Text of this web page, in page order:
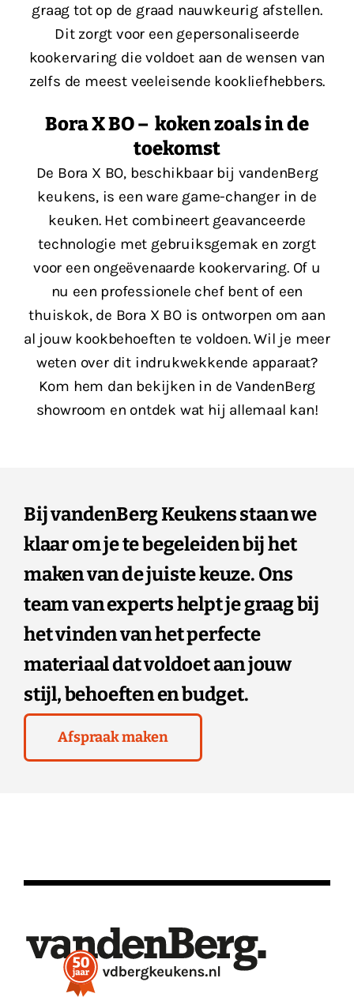
graag tot op de graad nauwkeurig afstellen.
Dit zorgt voor een gepersonaliseerde
kookervaring die voldoet aan de wensen van
zelfs de meest veeleisende kookliefhebbers​​.
Bora X BO – koken zoals in de
toekomst
De Bora X BO, beschikbaar bij vandenBerg
keukens, is een ware game-changer in de
keuken. Het combineert geavanceerde
technologie met gebruiksgemak en zorgt
voor een ongeëvenaarde kookervaring. Of u
nu een professionele chef bent of een
thuiskok, de Bora X BO is ontworpen om aan
al jouw kookbehoeften te voldoen. Wil je meer
weten over dit indrukwekkende apparaat?
Kom hem dan bekijken in de VandenBerg
showroom en ontdek wat hij allemaal kan!
Bij vandenBerg Keukens staan we
klaar om je te begeleiden bij het
maken van de juiste keuze. Ons
team van experts helpt je graag bij
het vinden van het perfecte
materiaal dat voldoet aan jouw
stijl, behoeften en budget.
Afspraak maken